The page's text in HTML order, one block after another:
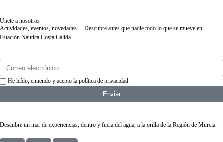
Únete a nosotros
Actividades, eventos, novedades… Descubre antes que nadie todo lo que se mueve en
Estación Náutica Costa Cálida.
He leído, entiendo y acepto la política de privacidad.
Enviar
Descubre un mar de experiencias, dentro y fuera del agua, a la orilla de la Región de Murcia.